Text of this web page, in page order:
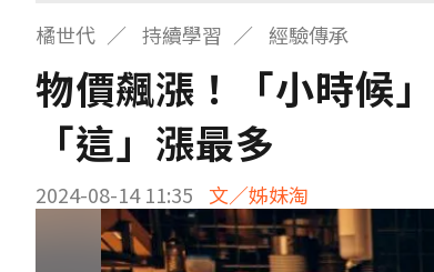
橘世代 持續學習 經驗傳承
物價飆漲！「小時候
「這」漲最多
2024-08-14 11:35 文／姊妹淘